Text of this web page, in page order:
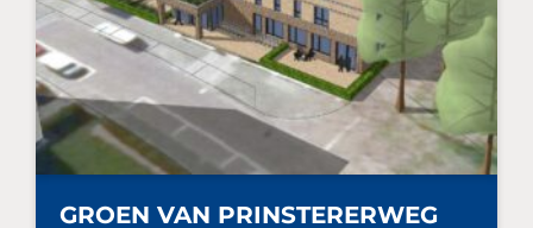
GROEN VAN PRINSTERERWEG